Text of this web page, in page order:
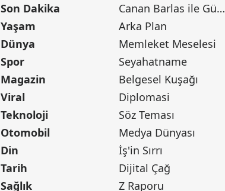
Son Dakika
Yaşam
Dünya
Spor
Magazin
Viral
Teknoloji
Otomobil
Din
Tarih
Sağlık
Canan Barlas ile Gündem
Arka Plan
Memleket Meselesi
Seyahatname
Belgesel Kuşağı
Diplomasi
Söz Teması
Medya Dünyası
İş'in Sırrı
Dijital Çağ
Z Raporu